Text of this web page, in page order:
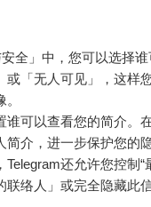
全」中，您可以选择
「无人可见」，这样
谁可以查看您的简介。
介，进一步保护您的隐
Telegram还允许您控制
络人」或完全隐藏此